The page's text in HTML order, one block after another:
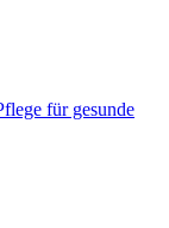
für gesunde